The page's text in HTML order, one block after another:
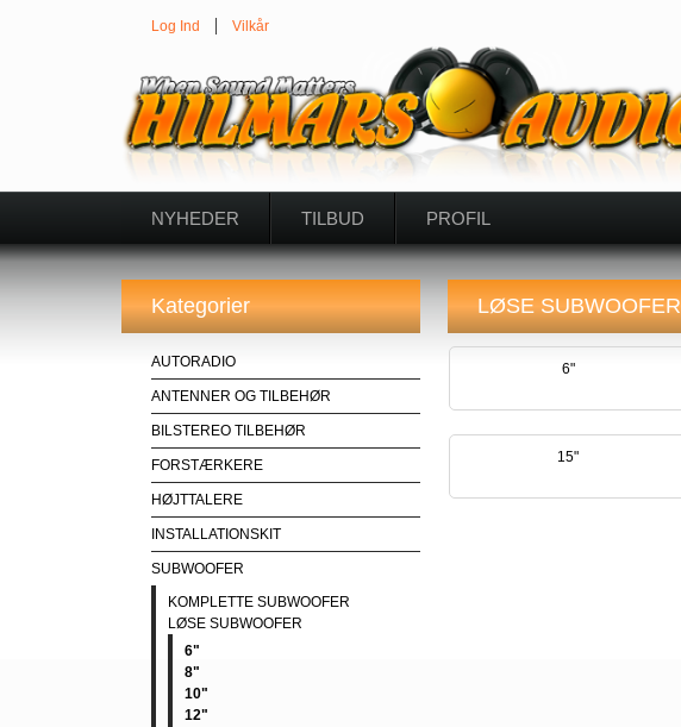
Log Ind Vilkår
NYHEDER TILBUD PROFIL
Kategorier
AUTORADIO
ANTENNER OG TILBEHØR
BILSTEREO TILBEHØR
FORSTÆRKERE
HØJTTALERE
INSTALLATIONSKIT
SUBWOOFER
KOMPLETTE SUBWOOFER
LØSE SUBWOOFER
6"
8"
10"
12"
LØSE SUBWOOFER
6"
15"